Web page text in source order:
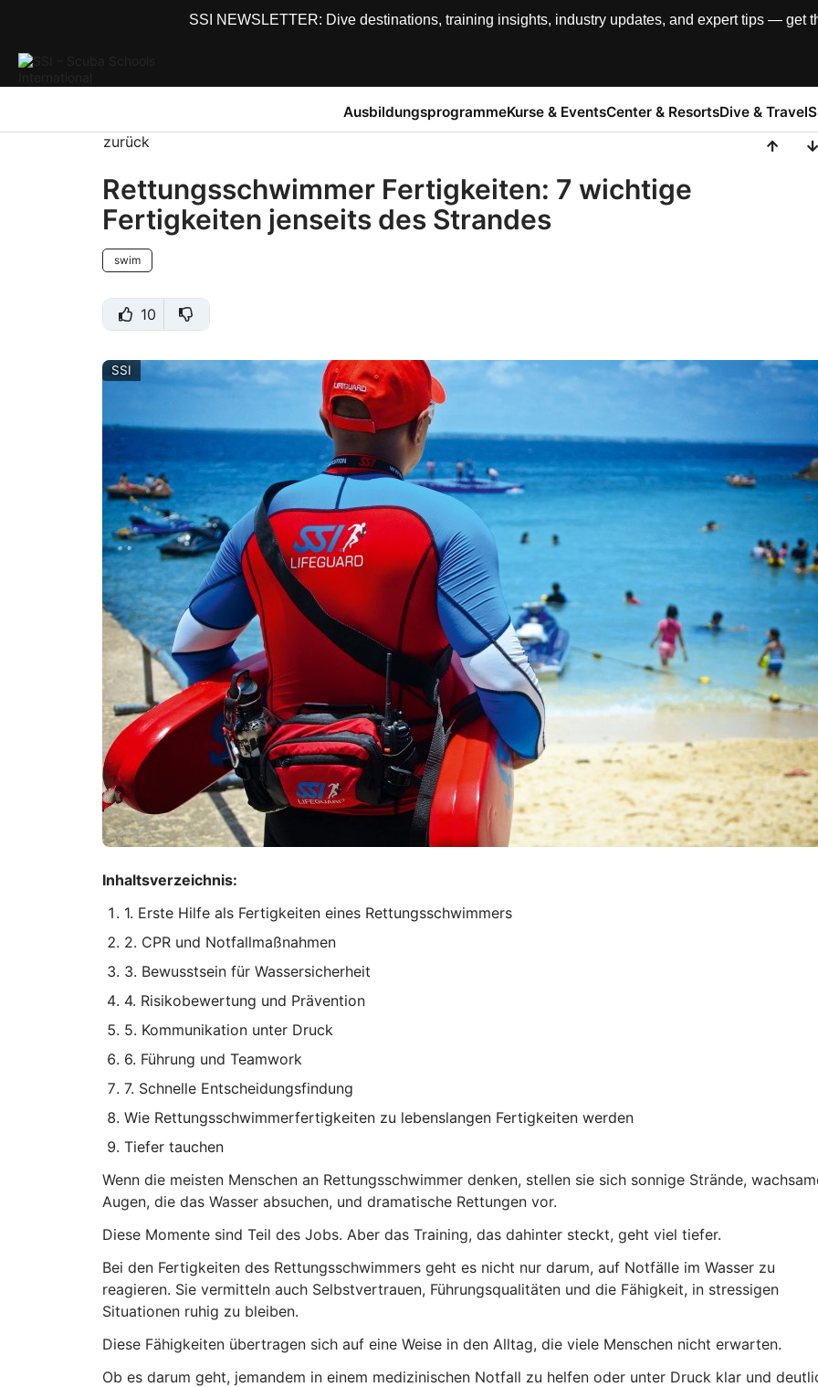
SSI NEWSLETTER: Dive destinations, training insights, industry updates, and expert tips — get
AusbildungsprogrammeKurse & EventsCenter & ResortsDive & Travel
zurück
Rettungsschwimmer Fertigkeiten: 7 wichtige
Fertigkeiten jenseits des Strandes
swim
10
SSI
Inhaltsverzeichnis:
1. Erste Hilfe als Fertigkeiten eines Rettungsschwimmers
2. CPR und Notfallmaßnahmen
3. Bewusstsein für Wassersicherheit
4. Risikobewertung und Prävention
5. Kommunikation unter Druck
6. Führung und Teamwork
7. Schnelle Entscheidungsfindung
Wie Rettungsschwimmerfertigkeiten zu lebenslangen Fertigkeiten werden
Tiefer tauchen
Wenn die meisten Menschen an Rettungsschwimmer denken, stellen sie sich sonnige Strände,
Augen, die das Wasser absuchen, und dramatische Rettungen vor.
Diese Momente sind Teil des Jobs. Aber das Training, das dahinter steckt, geht viel tiefer.
Bei den Fertigkeiten des Rettungsschwimmers geht es nicht nur darum, auf Notfälle im Wasser zu
reagieren. Sie vermitteln auch Selbstvertrauen, Führungsqualitäten und die Fähigkeit, in stressigen
Situationen ruhig zu bleiben.
Diese Fähigkeiten übertragen sich auf eine Weise in den Alltag, die viele Menschen nicht erwarten.
Ob es darum geht, jemandem in einem medizinischen Notfall zu helfen oder unter Druck klar und